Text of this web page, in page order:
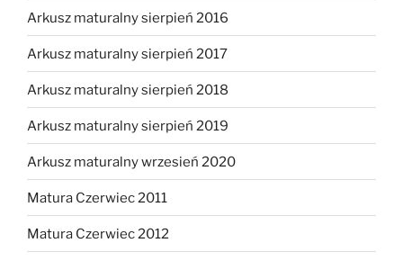
Arkusz maturalny sierpień 2016
Arkusz maturalny sierpień 2017
Arkusz maturalny sierpień 2018
Arkusz maturalny sierpień 2019
Arkusz maturalny wrzesień 2020
Matura Czerwiec 2011
Matura Czerwiec 2012